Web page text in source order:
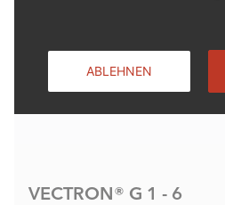
ABLEHNEN
VECTRON® G 1 - 6